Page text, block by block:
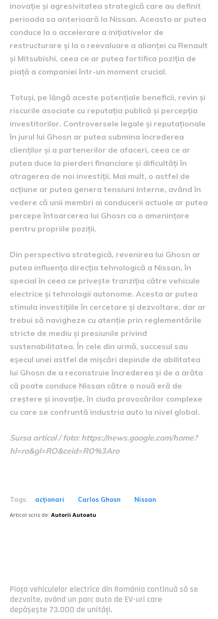
inovație și agresivitatea strategică care au definit
perioada sa anterioară la Nissan. Aceasta ar putea
conduce la o accelerare a inițiativelor de
restructurare și la o reevaluare a alianței cu Renault
și Mitsubishi, ceea ce ar putea fortifica poziția de
piață a companiei într-un moment crucial.
Totuși, pe lângă aceste potențiale beneficii, revin și
riscurile asociate cu reputația publică și percepția
investitorilor. Controversele legale și reputaționale
în jurul lui Ghosn ar putea submina încrederea
clienților și a partenerilor de afaceri, ceea ce ar
putea duce la pierderi financiare și dificultăți în
atragerea de noi investiții. Mai mult, o astfel de
acțiune ar putea genera tensiuni interne, având în
vedere că unii membri ai conducerii actuale ar putea
percepe întoarcerea lui Ghosn ca o amenințare
pentru propriile poziții.
Din perspectiva strategică, revenirea lui Ghosn ar
putea influența direcția tehnologică a Nissan, în
special în ceea ce privește tranziția către vehicule
electrice și tehnologii autonome. Acesta ar putea
stimula investițiile în cercetare și dezvoltare, dar ar
trebui să navigheze cu atenție prin reglementările
stricte de mediu și presiunile privind
sustenabilitatea. În cele din urmă, succesul sau
eșecul unei astfel de mișcări depinde de abilitatea
lui Ghosn de a reconstruie încrederea și de a arăta
că poate conduce Nissan către o nouă eră de
creștere și inovație, în ciuda provocărilor complexe
cu care se confruntă industria auto la nivel global.
Sursa articol / foto: https://news.google.com/home?
hl=ro&gl=RO&ceid=RO%3Aro
Tags: acționari Carlos Ghosn Nissan
Articol scris de: Autorii Autoatu
Piața vehiculelor electrice din România continuă să se
dezvolte, având un parc auto de EV-uri care
depășește 73.000 de unități.